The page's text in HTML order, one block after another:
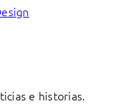
e historias.